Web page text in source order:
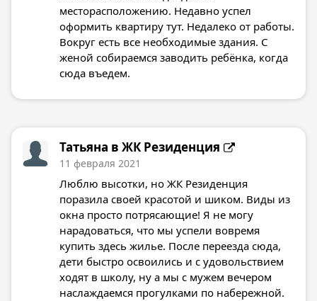
месторасположению. Недавно успел
оформить квартиру тут. Недалеко от работы.
Вокруг есть все необходимые здания. С
женой собираемся заводить ребёнка, когда
сюда въедем.
Татьяна в ЖК Резиденция
11 февраля 2021
Люблю высотки, но ЖК Резиденция
поразила своей красотой и шиком. Виды из
окна просто потрясающие! Я не могу
нарадоваться, что мы успели вовремя
купить здесь жилье. После переезда сюда,
дети быстро освоились и с удовольствием
ходят в школу, ну а мы с мужем вечером
наслаждаемся прогулками по набережной.